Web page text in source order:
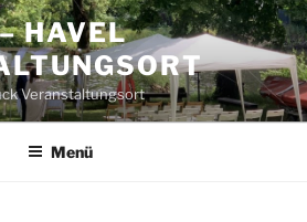
HAVEL
Veranstaltungsort
Menü